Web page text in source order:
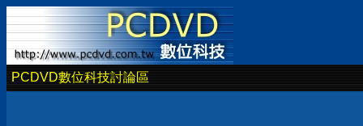
PCDVD數位科技討論區